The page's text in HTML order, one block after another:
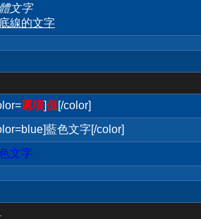
文字
線的文字
選項]值[/color]
藍色文字[/color]
文字